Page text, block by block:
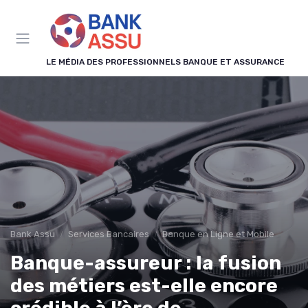
LE MÉDIA DES PROFESSIONNELS BANQUE ET ASSURANCE
Bank Assu Services Bancaires Banque en Ligne et Mobile
Banque-assureur : la fusion
des métiers est-elle encore